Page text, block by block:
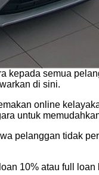
kepada semua
di sini.
online
untuk
pelanggan tidak
10% atau full